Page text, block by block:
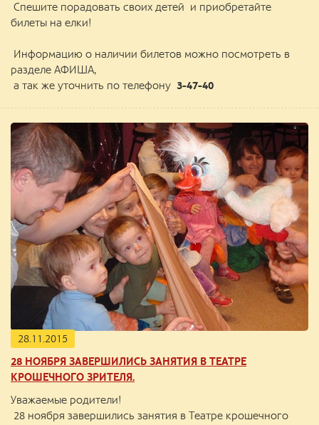
Спешите порадовать своих детей и приобретайте
билеты на елки!
Информацию о наличии билетов можно посмотреть в
разделе АФИША,
а так же уточнить по телефону 3-47-40
28.11.2015
28 НОЯБРЯ ЗАВЕРШИЛИСЬ ЗАНЯТИЯ В ТЕАТРЕ
КРОШЕЧНОГО ЗРИТЕЛЯ.
Уважаемые родители!
28 ноября завершились занятия в Театре крошечного